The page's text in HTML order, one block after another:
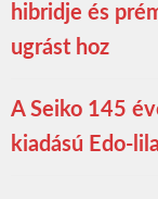
hibridje és
ugrást hoz
A Seiko 145
kiadású Edo-